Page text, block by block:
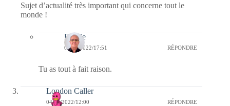
Sujet d’actualité très important qui concerne tout le
monde !
Bernie
05/10/2022/17:51 RÉPONDRE
Tu as tout à fait raison.
London Caller
04/10/2022/12:00 RÉPONDRE